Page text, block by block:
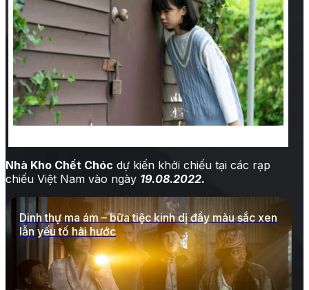
Nhà Kho Chết Chóc dự kiến khởi chiếu tại các rạp
chiếu Việt Nam vào ngày 19.08.2022.
Dinh thự ma ám – bữa tiệc kinh dị đầy màu sắc xen
lẫn yếu tố hài hước